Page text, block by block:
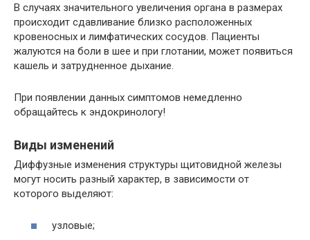
В случаях значительного увеличения органа в размерах
происходит сдавливание близко расположенных
кровеносных и лимфатических сосудов. Пациенты
жалуются на боли в шее и при глотании, может появиться
кашель и затрудненное дыхание.
При появлении данных симптомов немедленно
обращайтесь к эндокринологу!
Виды изменений
Диффузные изменения структуры щитовидной железы
могут носить разный характер, в зависимости от
которого выделяют:
узловые;